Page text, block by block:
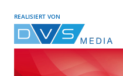
REALISIERT VON